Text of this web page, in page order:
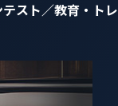
スト／教育・トレ
雑な車載ネッ
デジタルシス
安全かつ低コ
てきました。